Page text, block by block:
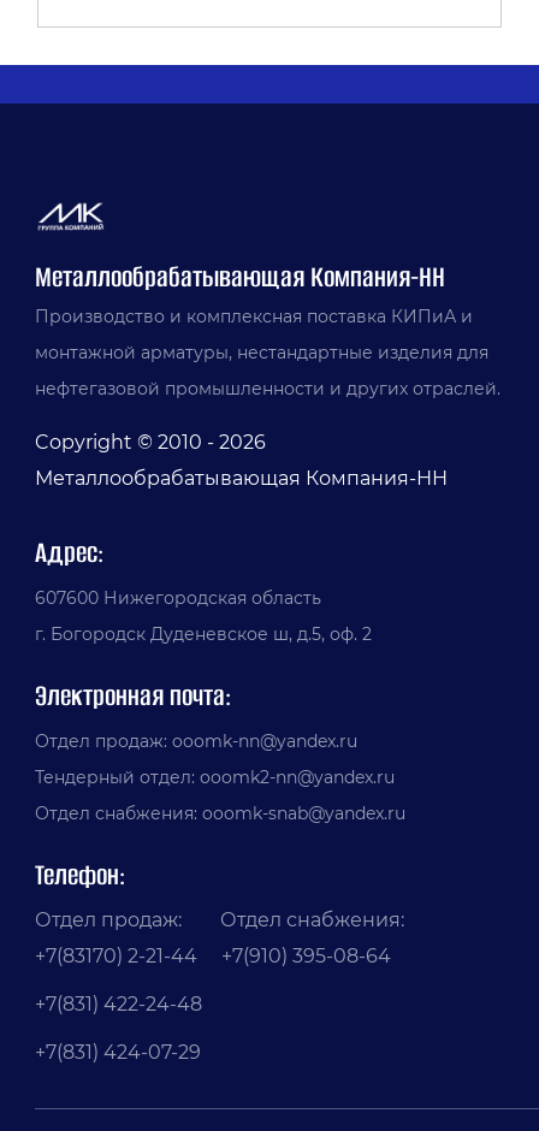
Металлообрабатывающая Компания-НН
Производство и комплексная поставка КИПиА и
монтажной арматуры, нестандартные изделия для
нефтегазовой промышленности и других отраслей.
Copyright © 2010 - 2026
Металлообрабатывающая Компания-НН
Адрес:
607600 Нижегородская область
г. Богородск Дуденевское ш, д.5, оф. 2
Электронная почта:
Отдел продаж: ooomk-nn@yandex.ru
Тендерный отдел: ooomk2-nn@yandex.ru
Отдел снабжения: ooomk-snab@yandex.ru
Телефон:
Отдел продаж: Отдел снабжения:
+7(83170) 2-21-44 +7(910) 395-08-64
+7(831) 422-24-48
+7(831) 424-07-29